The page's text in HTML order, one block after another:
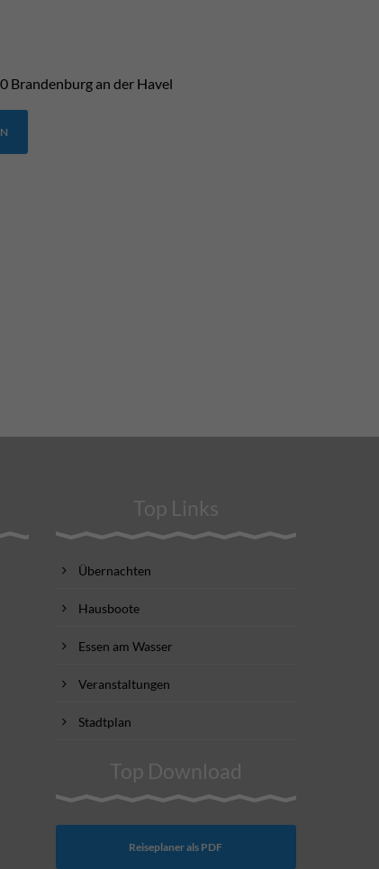
Brandenburg an der Havel
Top Links
Übernachten
Hausboote
Essen am Wasser
Veranstaltungen
Stadtplan
Top Download
Reiseplaner als PDF